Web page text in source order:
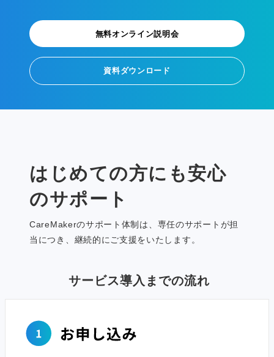
無料オンライン説明会
資料ダウンロード
はじめての方にも安心
のサポート
CareMakerのサポート体制は、専任のサポートが担
当につき、継続的にご支援をいたします。
サービス導入までの流れ